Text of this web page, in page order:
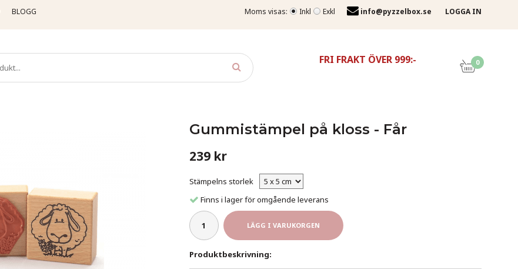
Moms visas: Inkl Exkl info@pyzzelbox.se LOGGA IN
BLOGG
FRI FRAKT ÖVER 999:- 0
Gummistämpel på kloss - Får
239 kr
Stämpelns storlek
Finns i lager för omgående leverans
LÄGG I VARUKORGEN
Produktbeskrivning: